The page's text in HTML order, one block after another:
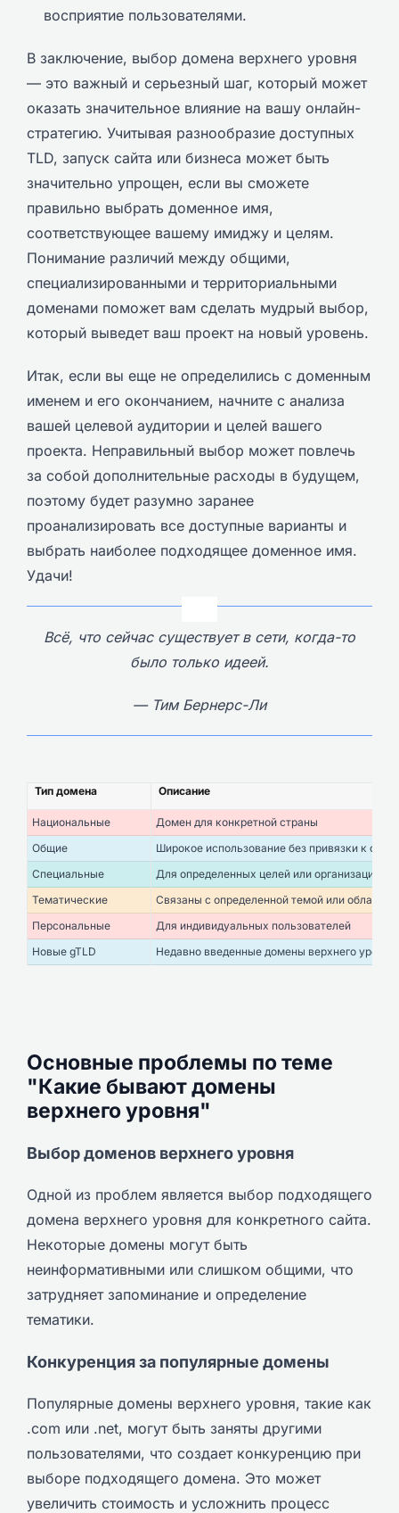
восприятие пользователями.
В заключение, выбор домена верхнего уровня
— это важный и серьезный шаг, который может
оказать значительное влияние на вашу онлайн-
стратегию. Учитывая разнообразие доступных
TLD, запуск сайта или бизнеса может быть
значительно упрощен, если вы сможете
правильно выбрать доменное имя,
соответствующее вашему имиджу и целям.
Понимание различий между общими,
специализированными и территориальными
доменами поможет вам сделать мудрый выбор,
который выведет ваш проект на новый уровень.
Итак, если вы еще не определились с доменным
именем и его окончанием, начните с анализа
вашей целевой аудитории и целей вашего
проекта. Неправильный выбор может повлечь
за собой дополнительные расходы в будущем,
поэтому будет разумно заранее
проанализировать все доступные варианты и
выбрать наиболее подходящее доменное имя.
Удачи!
Всё, что сейчас существует в сети, когда-то
было только идеей.
— Тим Бернерс-Ли
Тип домена Описание
Национальные
Домен для конкретной страны
Общие
Широкое использование без привязки к
Специальные
Для определенных целей или организаций
Тематические
Связаны с определенной темой или областью
Персональные
Для индивидуальных пользователей
Новые gTLD
Недавно введенные домены верхнего уровня
Основные проблемы по теме
"Какие бывают домены
верхнего уровня"
Выбор доменов верхнего уровня
Одной из проблем является выбор подходящего
домена верхнего уровня для конкретного сайта.
Некоторые домены могут быть
неинформативными или слишком общими, что
затрудняет запоминание и определение
тематики.
Конкуренция за популярные домены
Популярные домены верхнего уровня, такие как
.com или .net, могут быть заняты другими
пользователями, что создает конкуренцию при
выборе подходящего домена. Это может
увеличить стоимость и усложнить процесс